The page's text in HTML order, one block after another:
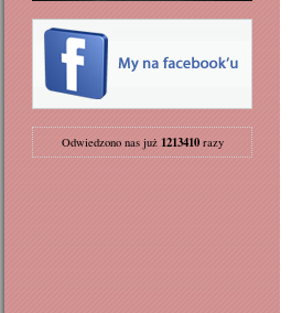
Odwiedzono nas już 1213410razy